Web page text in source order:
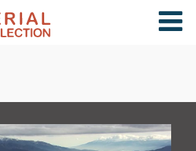
×
PAYS